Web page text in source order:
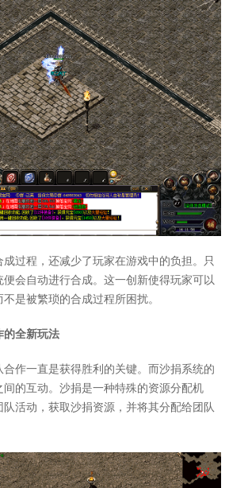
过程，还减少了玩家在游戏中的负担。只
会自动进行合成。这一创新使得玩家可以
是被繁琐的合成过程所困扰。
的全新玩法
作一直是获得胜利的关键。而沙捐系统的
的互动。沙捐是一种特殊的资源分配机
活动，获取沙捐资源，并将其分配给团队